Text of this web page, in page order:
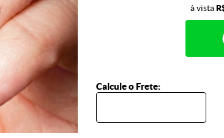
à vista
Calcule o Frete: